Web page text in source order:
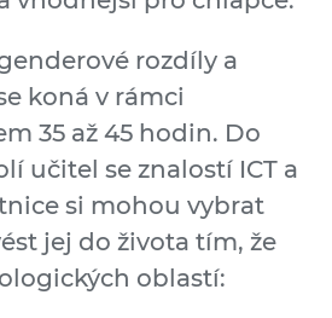
rozdíly a
koná v rámci
35 až 45 hodin. Do
učitel se znalostí ICT a
si mohou vybrat
jej do života tím, že
oblastí: